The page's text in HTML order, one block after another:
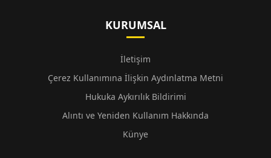
KURUMSAL
İletişim
Çerez Kullanımına İlişkin Aydınlatma Metni
Hukuka Aykırılık Bildirimi
Alıntı ve Yeniden Kullanım Hakkında
Künye